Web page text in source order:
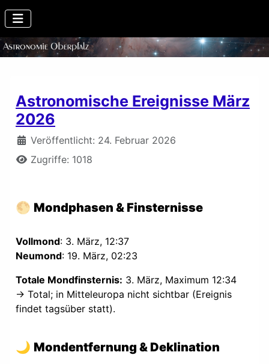
Astronomische Ereignisse März
2026
Details
Veröffentlicht: 24. Februar 2026
Zugriffe: 1018
🌕 Mondphasen & Finsternisse
Vollmond: 3. März, 12:37
Neumond: 19. März, 02:23
Totale Mondfinsternis: 3. März, Maximum 12:34
→ Total; in Mitteleuropa nicht sichtbar (Ereignis
findet tagsüber statt).
🌙 Mondentfernung & Deklination